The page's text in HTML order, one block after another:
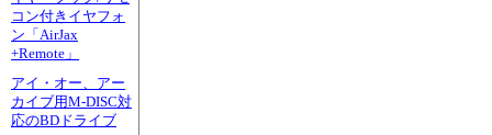
コン付きイヤフォ
ン「AirJax
+Remote」
アイ・オー、アー
カイブ用M-DISC対
応のBDドライブ